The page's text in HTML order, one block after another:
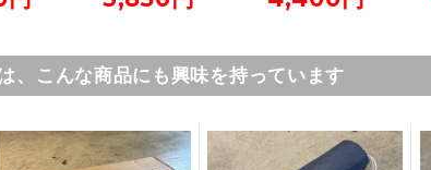
、こんな商品にも興味を持っています